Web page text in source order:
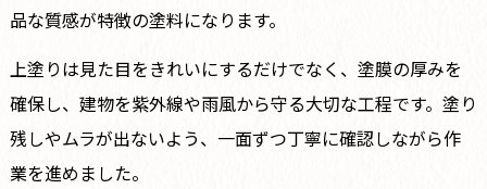
品な質感が特徴の塗料になります。
上塗りは見た目をきれいにするだけでなく、塗膜の厚みを
確保し、建物を紫外線や雨風から守る大切な工程です。塗り
残しやムラが出ないよう、一面ずつ丁寧に確認しながら作
業を進めました。